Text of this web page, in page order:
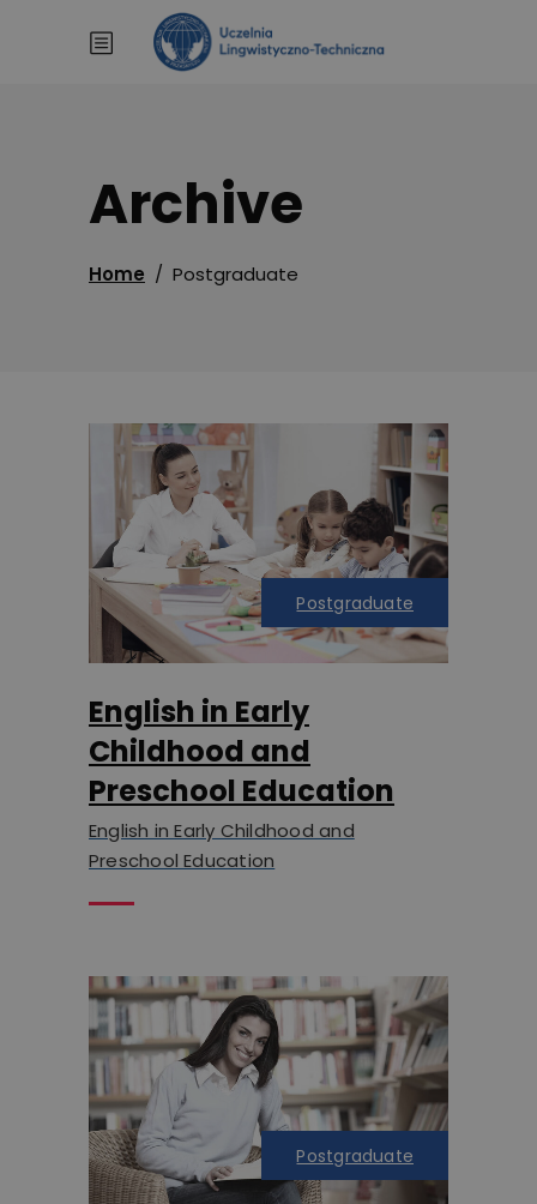
Archive
Home / Postgraduate
Postgraduate
English in Early
Childhood and
Preschool Education
English in Early Childhood and
Preschool Education
Postgraduate